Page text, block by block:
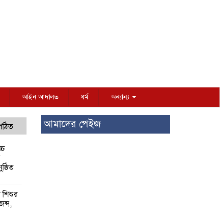
আইন আদালত ধর্ম অন্যান্য
শিশুর
আমাদের পেইজ